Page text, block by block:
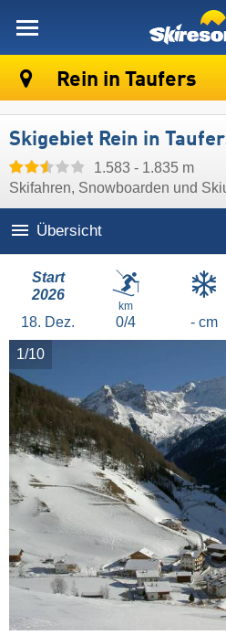
Rein in Taufers
Skigebiet Rein in
1.583 - 1.835 m
Skifahren, Snowboarden und
Übersicht
Start
2026
18. Dez.
km
0/4 - cm
1/10